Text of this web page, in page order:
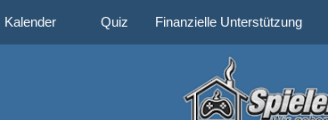
Kalender Quiz Finanzielle Unterstützung